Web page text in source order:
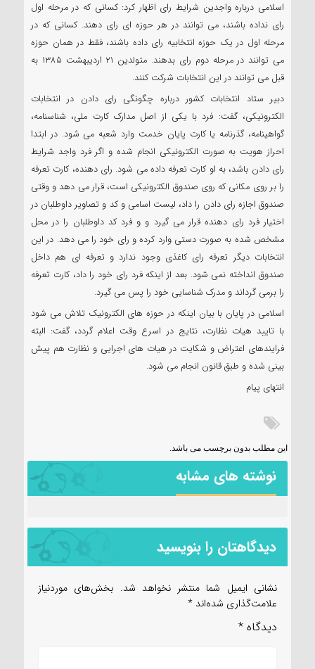
اسلامی درباره واجدین شرایط رای اظهار کرد: کسانی که در مرحله اول
رای نداده باشند، می توانند در هر حوزه ای رای دهند. کسانی که در
مرحله اول در یک حوزه انتخابیه رای داده باشند، فقط در همان حوزه
می توانند در مرحله دوم رای بدهند. متولدین ۲۱ اردیبهشت ۱۳۸۵ به
قبل می توانند در این انتخابات شرکت کنند.
دبیر ستاد انتخابات کشور درباره چگونگی رای دادن در انتخابات
الکترونیکی، گفت: فرد با یکی از اصل مدارک کارت ملی، شناسنامه،
گواهینامه، گذرنامه یا کارت پایان خدمت وارد شعبه می شود. در ابتدا
احراز هویت به صورت الکترونیکی انجام شده و اگر فرد واجد شرایط
رای دادن باشد، به او کارت تعرفه داده می شود. رای دهنده، کارت تعرفه
را بر روی مکانی که روی صندوق الکترونیکی است، قرار می دهد و وقتی
صندوق اجازه رای دادن را داد، لیست اسامی و کد و تصاویر داوطلبان در
اختیار فرد رای دهنده قرار می گیرد و و فرد کد داوطلبان را در محل
مشخص شده به صورت دستی وارد کرده و رای خود را می دهد. در این
انتخابات دیگر تعرفه رای کاغذی وجود ندارد و تعرفه ای هم داخل
صندوق انداخته نمی شود. بعد از اینکه فرد رای خود را داد، کارت تعرفه
را برمی گرداند و مدرک شناسایی خود را پس می گیرد.
اسلامی در پایان با بیان اینکه در حوزه های الکترونیک تلاش می شود
با تایید هیات نظارت، نتایج در اسرع وقت اعلام گردد، گفت: البته
فرایندهای اعتراض و شکایت در هیات های اجرایی و نظارت هم پیش
بینی شده و طبق قانون انجام می شود.
انتهای پیام
این مطلب بدون برچسب می باشد.
نوشته های مشابه
دیدگاهتان را بنویسید
نشانی ایمیل شما منتشر نخواهد شد. بخش‌های موردنیاز
علامت‌گذاری شده‌اند *
دیدگاه *